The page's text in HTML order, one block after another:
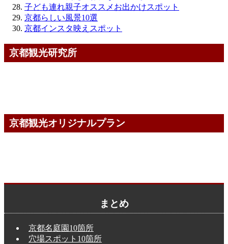
子ども連れ親子オススメお出かけスポット
京都らしい風景10選
京都インスタ映えスポット
京都観光研究所
京都観光オリジナルプラン
まとめ
京都名庭園10箇所
穴場スポット10箇所